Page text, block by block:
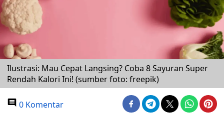
Ilustrasi: Mau Cepat Langsing? Coba 8 Sayuran Super
Rendah Kalori Ini! (sumber foto: freepik)
0 Komentar